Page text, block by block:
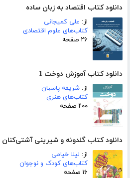
دانلود کتاب اقتصاد به زبان ساده
از: علی کمیجانی
کتاب‌های علوم اقتصادی
۲۶ صفحه
دانلود کتاب آموزش دوخت 1
از: شریفه پاسبان
کتاب‌های هنری
۲۰۰ صفحه
دانلود کتاب گلدونه و شیرینی آشتی‌کنان
از: لیلا خیامی
کتاب‌های کودک و نوجوان
۱۶ صفحه